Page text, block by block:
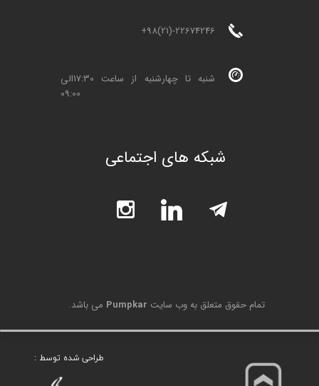
+98(21)-22674246
شنبه تا چهارشنبه از ساعت 17:30الی
09:00
شبکه های اجتماعی
تمام حقوق متعلق به وب سایت Pumpkar می باشد.
طراحی شده توسط :